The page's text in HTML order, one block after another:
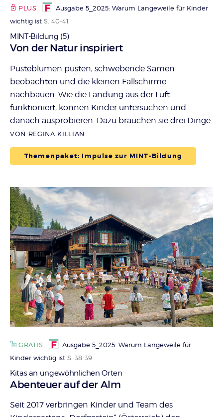
PLUS
Ausgabe 5_2025: Warum Langeweile für Kinder
wichtig ist S. 40-41
MINT-Bildung (5)
:
Von der Natur inspiriert
Pusteblumen pusten, schwebende Samen
beobachten und die kleinen Fallschirme
nachbauen. Wie die Landung aus der Luft
funktioniert, können Kinder untersuchen und
danach ausprobieren. Dazu brauchen sie drei Dinge.
VON REGINA KILLIAN
Themenpaket: Impulse zur MINT-Bildung
GRATIS
Ausgabe 5_2025: Warum Langeweile für
Kinder wichtig ist S. 38-39
Kitas an ungewöhnlichen Orten
:
Abenteuer auf der Alm
Seit 2017 verbringen Kinder und Team des